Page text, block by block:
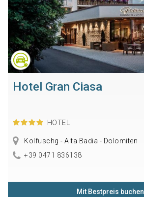
Hotel Gran Ciasa
HOTEL
Kolfuschg - Alta Badia - Dolomiten
+39 0471 836138
Mit Bestpreis buchen